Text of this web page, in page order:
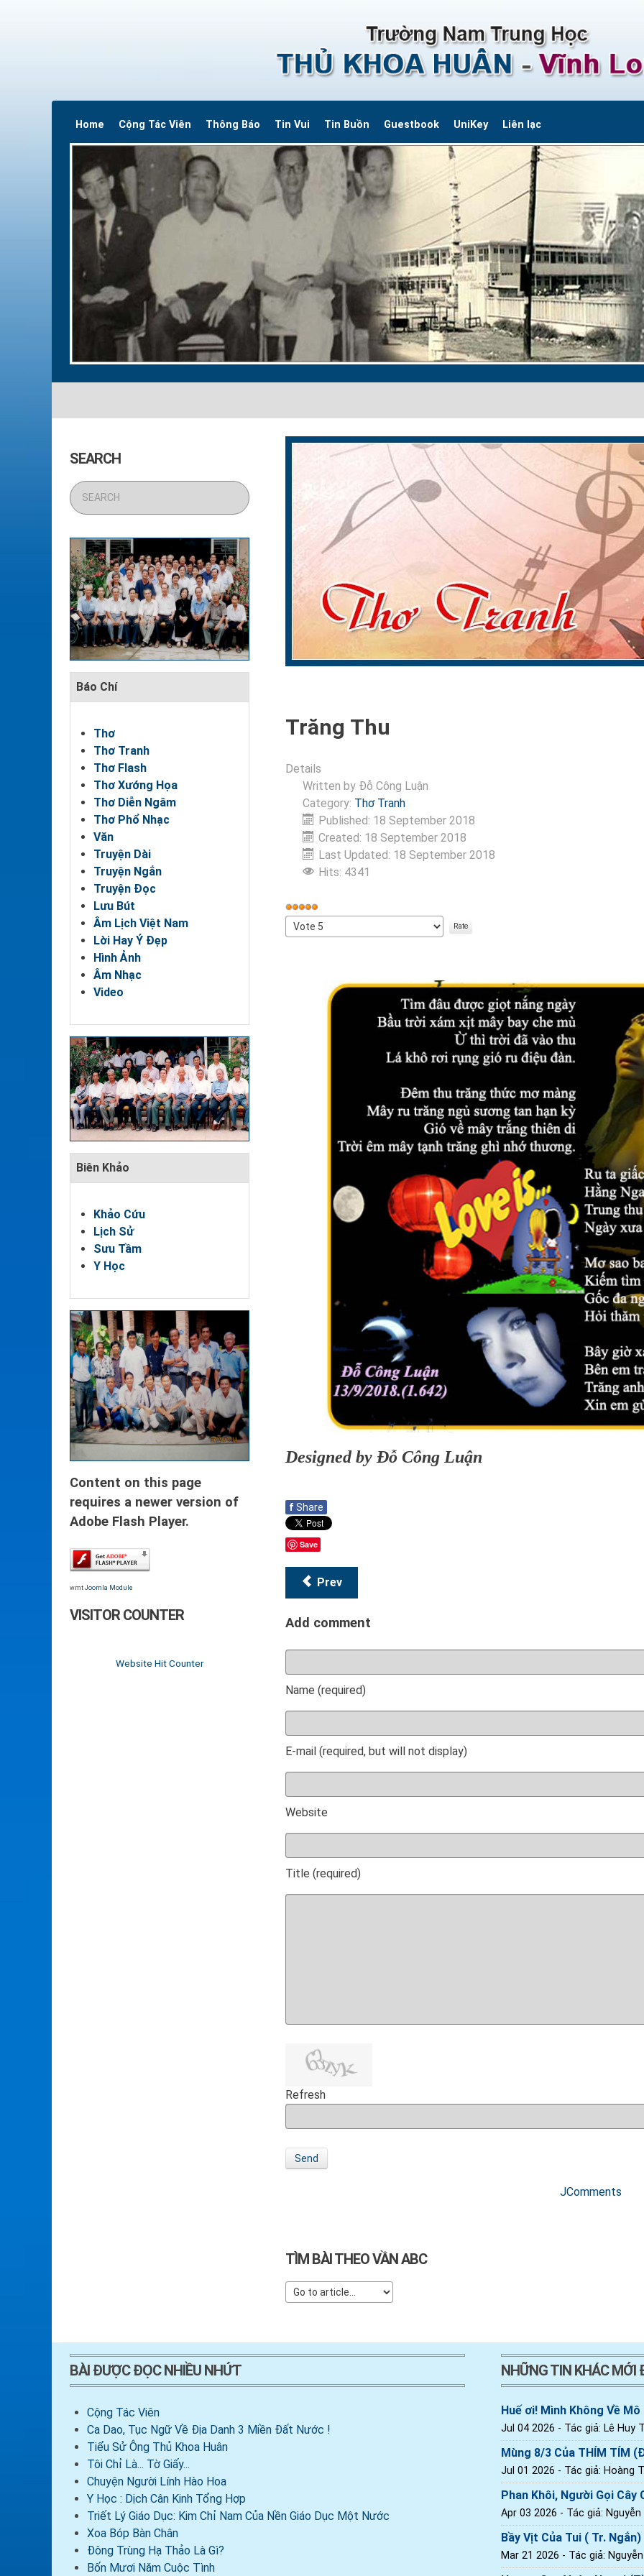
Home Cộng Tác Viên Thông Báo Tin Vui Tin Buồn Guestbook UniKey Liên lạc
SEARCH
Báo Chí
Thơ
Thơ Tranh
Thơ Flash
Thơ Xướng Họa
Thơ Diễn Ngâm
Thơ Phổ Nhạc
Văn
Truyện Dài
Truyện Ngắn
Truyện Đọc
Lưu Bút
Âm Lịch Việt Nam
Lời Hay Ý Đẹp
Hình Ảnh
Âm Nhạc
Video
Biên Khảo
Khảo Cứu
Lịch Sử
Sưu Tầm
Y Học
Content on this page
requires a newer version of
Adobe Flash Player.
wmt Joomla Module
VISITOR COUNTER
Website Hit Counter
Trăng Thu
Details
Written by Đỗ Công Luận
Category: Thơ Tranh
Published: 18 September 2018
Created: 18 September 2018
Last Updated: 18 September 2018
Hits: 4341
User
Rating:
Please
Rate
Designed by Đỗ Công Luận
f Share
Save
Prev
Add comment
Name (required)
E-mail (required, but will not display)
Website
Title (required)
Refresh
Send
JComments
TÌM BÀI THEO VẦN ABC
BÀI ĐƯỢC ĐỌC NHIỀU NHỨT
Cộng Tác Viên
Ca Dao, Tục Ngữ Về Địa Danh 3 Miền Đất Nước !
Tiểu Sử Ông Thủ Khoa Huân
Tôi Chỉ Là... Tờ Giấy...
Chuyện Người Lính Hào Hoa
Y Học : Dịch Cân Kinh Tổng Hợp
Triết Lý Giáo Dục: Kim Chỉ Nam Của Nền Giáo Dục Một Nước
Xoa Bóp Bàn Chân
Đông Trùng Hạ Thảo Là Gì?
Bốn Mươi Năm Cuộc Tình
NHỮNG TIN KHÁC MỚI
Huế ơi! Mình Không Về Mô
Jul 04 2026 - Tác giả: Lê Huy
Mùng 8/3 Của THÍM TÍM
Jul 01 2026 - Tác giả: Hoàng
Phan Khôi, Người Gọi
Apr 03 2026 - Tác giả:
Bầy Vịt Của Tui ( Tr. Ngắn)
Mar 21 2026 - Tác giả: